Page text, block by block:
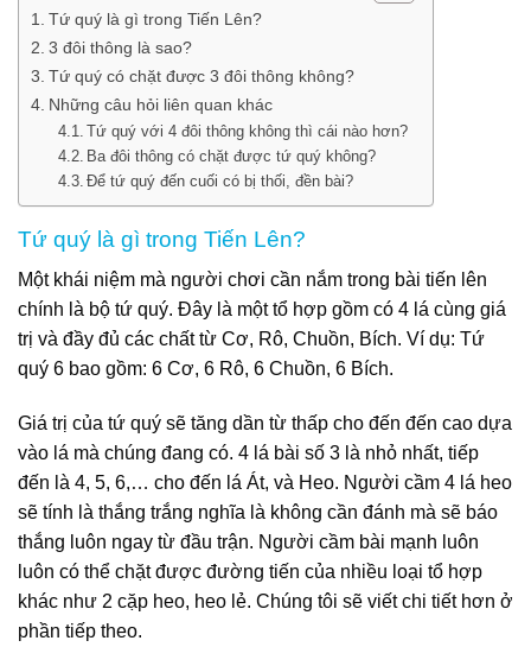
Tứ quý là gì trong Tiến Lên?
3 đôi thông là sao?
Tứ quý có chặt được 3 đôi thông không?
Những câu hỏi liên quan khác
Tứ quý với 4 đôi thông không thì cái nào hơn?
Ba đôi thông có chặt được tứ quý không?
Để tứ quý đến cuối có bị thối, đền bài?
Tứ quý là gì trong Tiến Lên?
Một khái niệm mà người chơi cần nắm trong bài tiến lên
chính là bộ tứ quý. Đây là một tổ hợp gồm có 4 lá cùng giá
trị và đầy đủ các chất từ Cơ, Rô, Chuồn, Bích. Ví dụ: Tứ
quý 6 bao gồm: 6 Cơ, 6 Rô, 6 Chuồn, 6 Bích.
Giá trị của tứ quý sẽ tăng dần từ thấp cho đến đến cao dựa
vào lá mà chúng đang có. 4 lá bài số 3 là nhỏ nhất, tiếp
đến là 4, 5, 6,… cho đến lá Át, và Heo. Người cầm 4 lá heo
sẽ tính là thắng trắng nghĩa là không cần đánh mà sẽ báo
thắng luôn ngay từ đầu trận. Người cầm bài mạnh luôn
luôn có thể chặt được đường tiến của nhiều loại tổ hợp
khác như 2 cặp heo, heo lẻ. Chúng tôi sẽ viết chi tiết hơn ở
phần tiếp theo.